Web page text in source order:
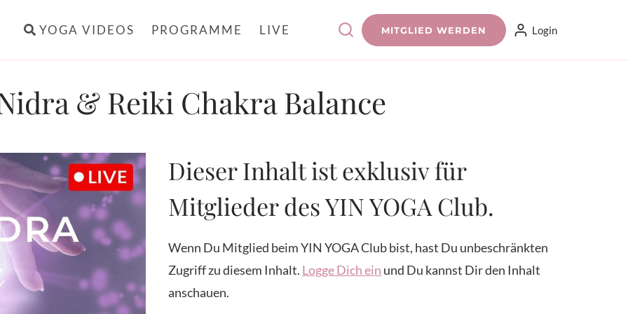
YOGA VIDEOS PROGRAMME LIVE MITGLIED WERDEN Login
& Reiki Chakra Balance
Dieser Inhalt ist exklusiv für
Mitglieder des YIN YOGA Club.
Wenn Du Mitglied beim YIN YOGA Club bist, hast Du unbeschränkten
Zugriff zu diesem Inhalt. Logge Dich ein und Du kannst Dir den Inhalt
anschauen.